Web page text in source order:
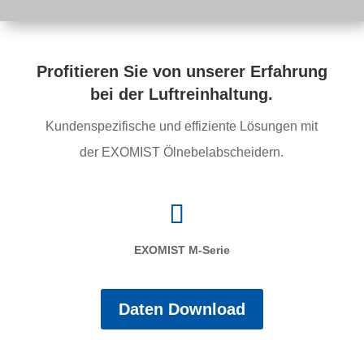
Profitieren Sie von unserer Erfahrung
bei der Luftreinhaltung.
Kundenspezifische und effiziente Lösungen mit
der EXOMIST Ölnebelabscheidern.
EXOMIST M-Serie
Daten Download